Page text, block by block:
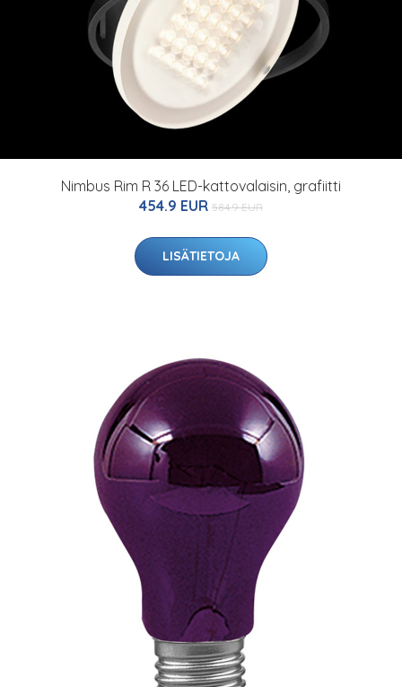
Nimbus Rim R 36 LED-kattovalaisin, grafiitti
454.9 EUR 584.9 EUR
LISÄTIETOJA